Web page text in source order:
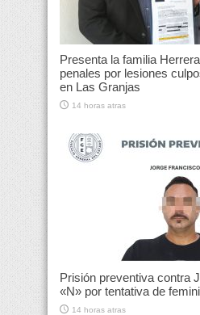
Presenta la familia
penales por lesiones
en Las Granjas
14 horas atras
Prisión preventiva contra
«N» por tentativa de
14 horas atras